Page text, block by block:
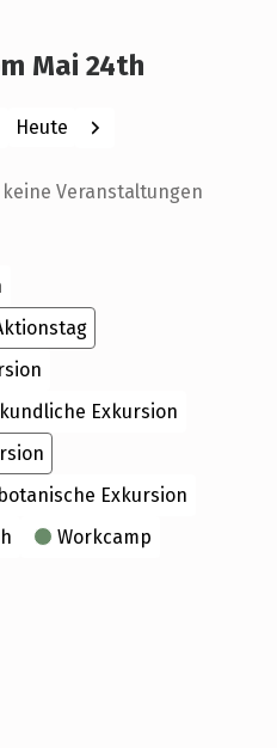
Mai 24th
Zurück
Heute Weiter
Veranstaltungen
Exkursion
Exkursion
Workcamp